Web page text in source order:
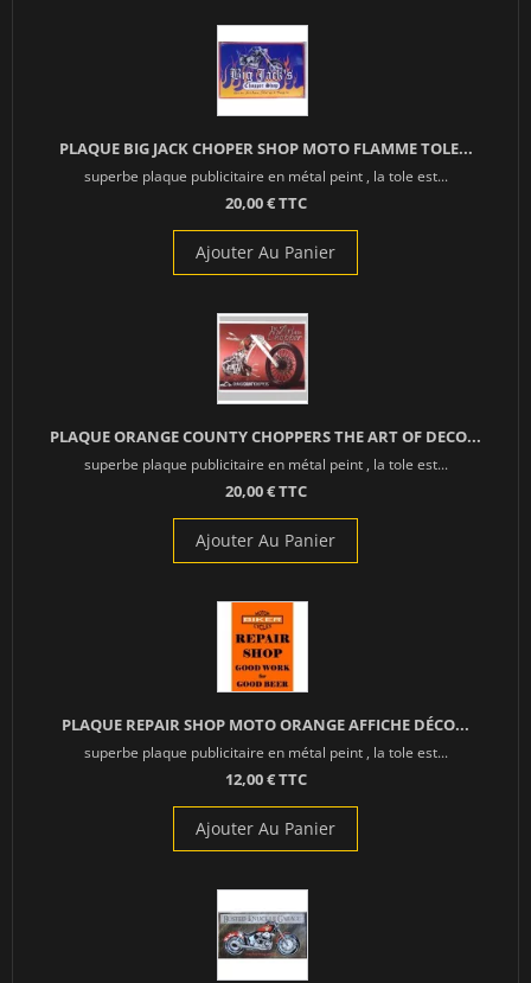
PLAQUE BIG JACK CHOPER SHOP MOTO FLAMME TOLE...
superbe plaque publicitaire en métal peint , la tole est...
20,00 € TTC
Ajouter Au Panier
PLAQUE ORANGE COUNTY CHOPPERS THE ART OF DECO...
superbe plaque publicitaire en métal peint , la tole est...
20,00 € TTC
Ajouter Au Panier
PLAQUE REPAIR SHOP MOTO ORANGE AFFICHE DÉCO...
superbe plaque publicitaire en métal peint , la tole est...
12,00 € TTC
Ajouter Au Panier